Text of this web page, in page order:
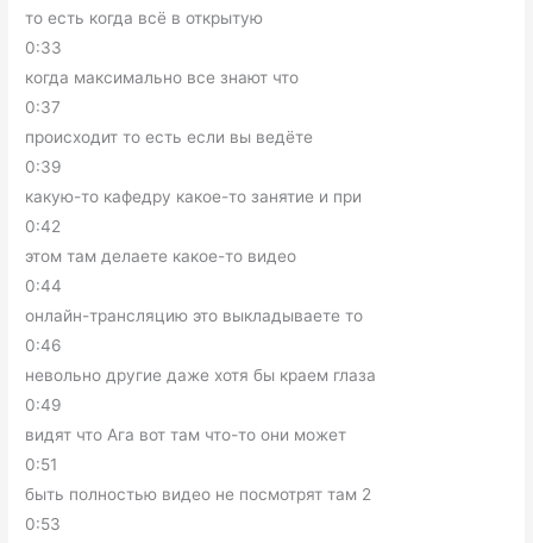
то есть когда всё в открытую
0:33
когда максимально все знают что
0:37
происходит то есть если вы ведёте
0:39
какую-то кафедру какое-то занятие и при
0:42
этом там делаете какое-то видео
0:44
онлайн-трансляцию это выкладываете то
0:46
невольно другие даже хотя бы краем глаза
0:49
видят что Ага вот там что-то они может
0:51
быть полностью видео не посмотрят там 2
0:53